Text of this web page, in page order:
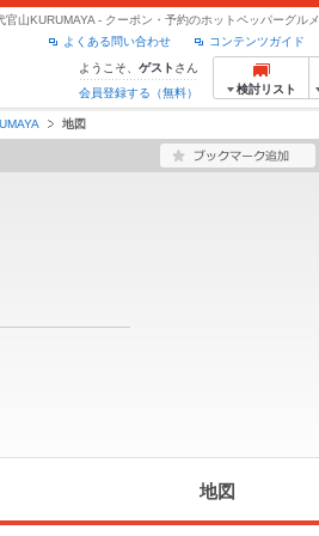
官山KURUMAYA - クーポン・予約のホットペッパーグルメ
コンテンツガイド
よくある問い合わせ
ようこそ、 ゲスト さん
会員登録する（無料）
検討リスト
地図
地図